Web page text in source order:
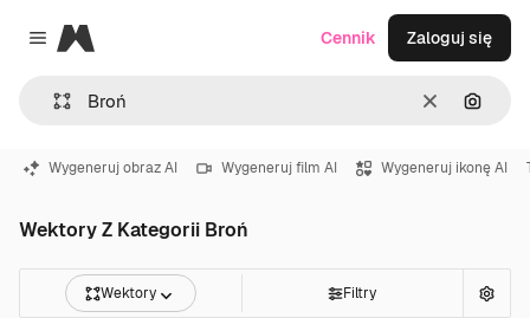
Close menu
Magnific
WyczyśćSzukaj
Cennik Zaloguj się
Wygeneruj obraz AI Wygeneruj film AI Wygeneruj ikonę AI
Wektory Z Kategorii Broń
Wektory Filtry